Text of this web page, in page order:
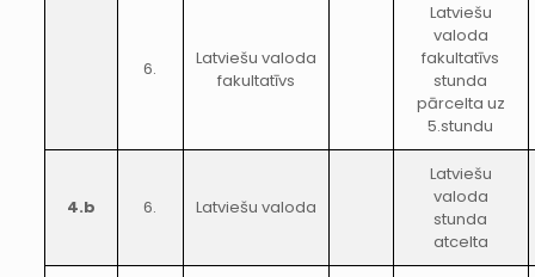
6.
Latviešu valoda
fakultatīvs
Latviešu
valoda
fakultatīvs
stunda
pārcelta uz
5.stundu
4.b 6. Latviešu valoda
Latviešu
valoda
stunda
atcelta